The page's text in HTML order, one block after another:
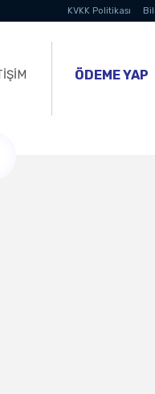
KVKK Politikası
ÖDEME YAP